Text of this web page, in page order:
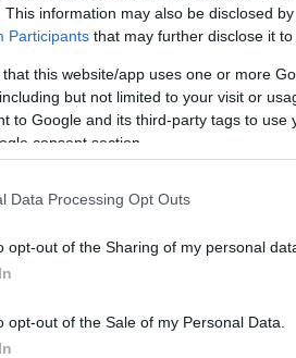
This information may also be disclosed
Participants that may further disclose it
that this website/app uses one or more
but not limited to your visit or
to Google and its third-party tags to
consent section.
Data Processing Opt Outs
opt-out of the Sharing of my personal
opt-out of the Sale of my Personal Data.
από τη δεκαετία του ’80 –
ήταν ακόμη mainstream. Από τη
άνοιγμα σε πόλεις της
πολιτικής βούλησης για διεθνή
εξαρτάται από τη
σήμερα ανενεργές, είτε
Σε τέτοιες περιπτώσεις, η
οι ενεργές συνεργασίες
πως η πολιτιστική
επίπεδο, μέσω κοινών δράσεων,